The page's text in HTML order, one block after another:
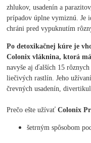
zhlukov, usadenín a
prípadov úplne vymiznú. Je
chráni pred vypuknutím
Po detoxikačnej kúre je
Colonix vláknina, ktorá má
navyše aj ďalších 15
liečivých rastlín. Jeho
črevných usadenín,
Prečo ešte užívaťColonix
šetrným spôsobom